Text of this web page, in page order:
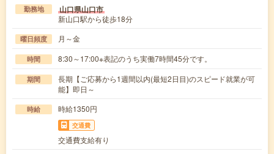
勤務地 山口県山口市
新山口駅から徒歩18分
曜日頻度 月～金
時間 8:30～17:00※表記のうち実働7時間45分です。
期間
長期【ご応募から1週間以内(最短2日目)のスピード就業が可
能】即日～
時給 時給1350円
交通費
交通費支給有り